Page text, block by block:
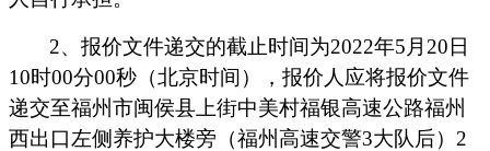
2、报价文件递交的截止时间为2022年5 月 20日
10时00分00秒（北京时间），报价人应将报价文件
递交至福州市闽侯县上街中美村福银高速公路福州
西出口左侧养护大楼旁（福州高速交警3大队后） 2